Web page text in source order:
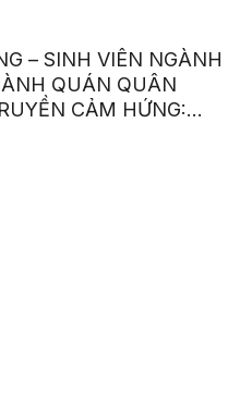
– SINH VIÊN NGÀNH
QUÁN QUÂN
CẢM HỨNG: